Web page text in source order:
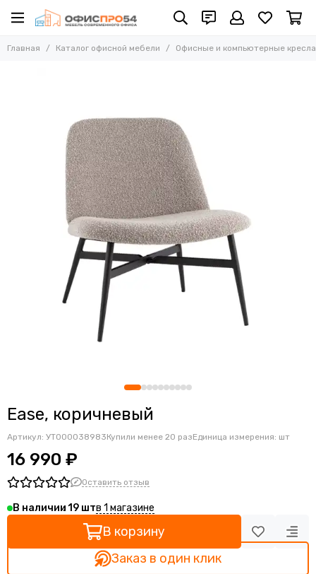
Офисные и компьютерные кресла
Кресла для руководителей
Усиленные кресла (до 250 кг)
Конференц-кресла
Эргономичные кресла
Кресла для домашнего офиса
Офисные кресла Samurai
Офисные кресла Ergolife
Офисные кресла Yoga
Офисные кресла Move
Стулья барные
Реклайнер кресла
Многоместные секции
Ортопедические кресла
Геймерские кресла
Главная Каталог офисной мебели Офисные и компьютерные кресла
Ease, коричневый
Артикул: УТ000038983Купили менее 20 разЕдиница измерения: шт
16 990 ₽
Оставить отзыв
В наличии19 в 1 магазине
В корзину
Заказ в один клик